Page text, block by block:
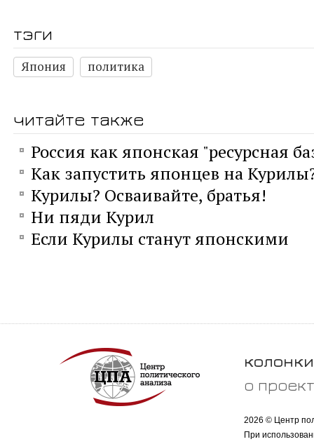
тэги
Япония политика
читайте также
Россия как японская "ресурсная
Как запустить японцев на
Курилы? Осваивайте, братья!
Ни пяди Курил
Если Курилы станут японскими
колонки
о
2026 © Центр
При